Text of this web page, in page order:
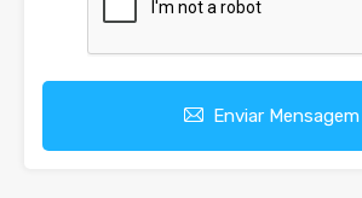
Enviar Mensagem